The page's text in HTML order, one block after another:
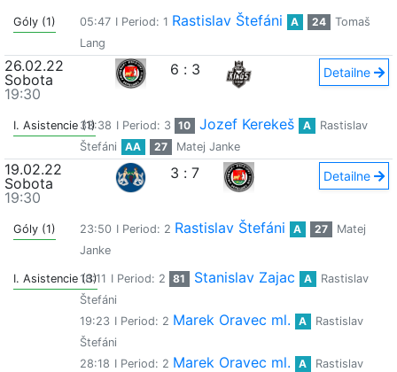
Góly (1) 05:47 I Period: 1 Rastislav Štefáni A 24
Tomaš
Lang
26.02.22
Sobota
19:30
6 : 3 Detailne
I. Asistencie (1)33:38 I Period: 3 10 Jozef Kerekeš A
Rastislav
Štefáni
AA 27 Matej Janke
19.02.22
Sobota
19:30
3 : 7 Detailne
Góly (1) 23:50 I Period: 2 Rastislav Štefáni A 27
Matej
Janke
I. Asistencie (3)
18:11 I Period: 2 81 Stanislav Zajac A
Rastislav
Štefáni
19:23 I Period: 2 Marek Oravec ml. A
Rastislav
Štefáni
28:18 I Period: 2 Marek Oravec ml. A
Rastislav